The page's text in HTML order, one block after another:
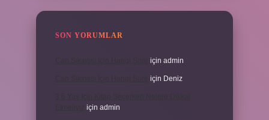
SON YORUMLAR
için admin
için Deniz
için admin